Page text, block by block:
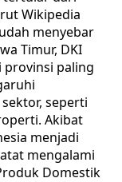
Wikipedia
menyebar
Timur, DKI
provinsi paling
seperti
Akibat
menjadi
mengalami
Domestik